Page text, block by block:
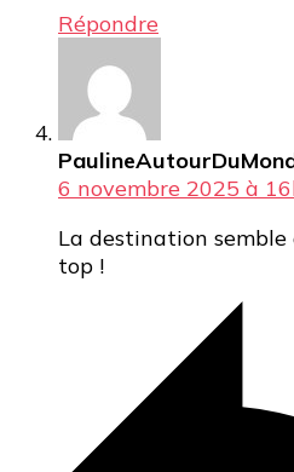
Répondre
6 novembre 2025 à
La destination semble
top !